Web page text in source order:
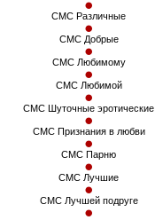
СМС Различные
СМС Добрые
СМС Любимому
СМС Любимой
СМС Шуточные эротические
СМС Признания в любви
СМС Парню
СМС Лучшие
СМС Лучшей подруге